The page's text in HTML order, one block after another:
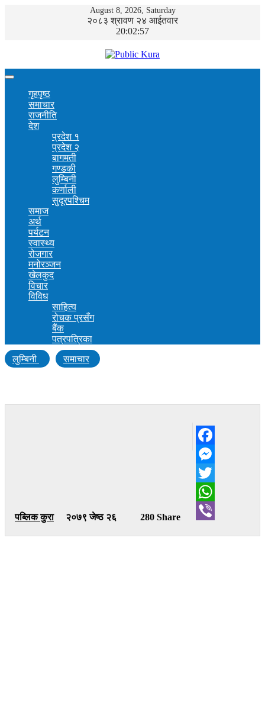
August 8, 2026, Saturday
२०८३ श्रावण २४ आईतवार
20:02:57
गृहपृष्ठ
समाचार
राजनीति
देश
प्रदेश १
प्रदेश २
बागमती
गण्डकी
लुम्बिनी
कर्णाली
सुदूरपश्चिम
समाज
अर्थ
पर्यटन
स्वास्थ्य
रोजगार
मनोरञ्जन
खेलकुद
विचार
विविध
साहित्य
रोचक प्रसँग
बैंक
पत्रपत्रिका
लुम्बिनी
समाचार
पब्लिक कुरा २०७९ जेष्ठ २६ 280 Share
Facebook
Messenger
Twitter
WhatsApp